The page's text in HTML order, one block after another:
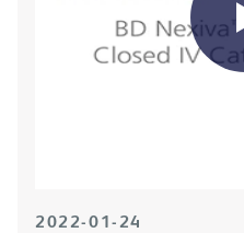
2022-01-24